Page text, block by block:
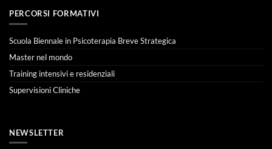
PERCORSI FORMATIVI
Scuola Biennale in Psicoterapia Breve Strategica
Master nel mondo
Training intensivi e residenziali
Supervisioni Cliniche
NEWSLETTER